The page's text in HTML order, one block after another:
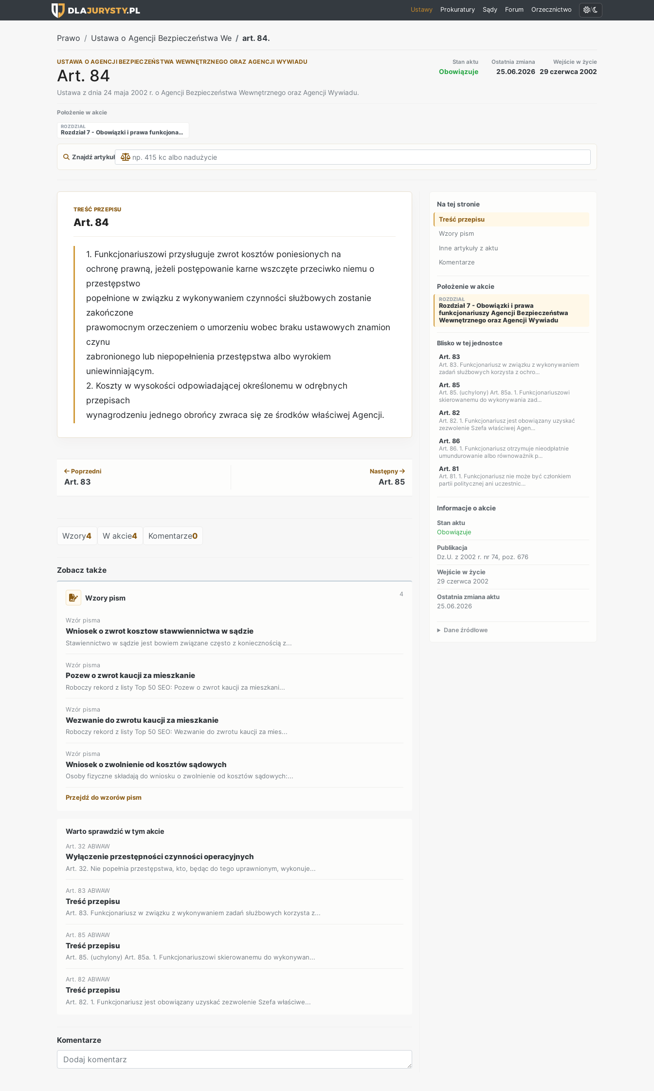
Ustawy Prokuratury Sądy Forum Orzecznictwo /
Prawo Ustawa o Agencji Bezpieczeństwa We art. 84.
USTAWA O AGENCJI BEZPIECZEŃSTWA WEWNĘTRZNEGO ORAZ AGENCJI WYWIADU
Art. 84
Ustawa z dnia 24 maja 2002 r. o Agencji Bezpieczeństwa Wewnętrznego oraz Agencji Wywiadu.
Stan aktu
Obowiązuje
Ostatnia zmiana
25.06.2026
Wejście w życie
29 czerwca 2002
Położenie w akcie
ROZDZIAŁ
Rozdział 7 - Obowiązki i prawa funkcjonariuszy Agencji Bezpieczeństwa Wewnętrznego oraz Agencji Wywiadu
Znajdź artykuł
TREŚĆ PRZEPISU
Art. 84
1. Funkcjonariuszowi przysługuje zwrot kosztów poniesionych na
ochronę prawną, jeżeli postępowanie karne wszczęte przeciwko niemu o
przestępstwo
popełnione w związku z wykonywaniem czynności służbowych zostanie
zakończone
prawomocnym orzeczeniem o umorzeniu wobec braku ustawowych znamion
czynu
zabronionego lub niepopełnienia przestępstwa albo wyrokiem
uniewinniającym.
2. Koszty w wysokości odpowiadającej określonemu w odrębnych
przepisach
wynagrodzeniu jednego obrońcy zwraca się ze środków właściwej Agencji.
Poprzedni
Art. 83
Następny
Art. 85
Wzory4 W akcie4 Komentarze0
Zobacz także
Wzory pism 4
Wzór pisma
Wniosek o zwrot kosztow stawwiennictwa w sądzie
Stawiennictwo w sądzie jest bowiem związane często z koniecznością z...
Wzór pisma
Pozew o zwrot kaucji za mieszkanie
Roboczy rekord z listy Top 50 SEO: Pozew o zwrot kaucji za mieszkani...
Wzór pisma
Wezwanie do zwrotu kaucji za mieszkanie
Roboczy rekord z listy Top 50 SEO: Wezwanie do zwrotu kaucji za mies...
Wzór pisma
Wniosek o zwolnienie od kosztów sądowych
Osoby fizyczne składają do wniosku o zwolnienie od kosztów sądowych:...
Przejdź do wzorów pism
Warto sprawdzić w tym akcie
Art. 32 ABWAW
Wyłączenie przestępności czynności operacyjnych
Art. 32. Nie popełnia przestępstwa, kto, będąc do tego uprawnionym, wykonuje...
Art. 83 ABWAW
Treść przepisu
Art. 83. Funkcjonariusz w związku z wykonywaniem zadań służbowych korzysta z...
Art. 85 ABWAW
Treść przepisu
Art. 85. (uchylony) Art. 85a. 1. Funkcjonariuszowi skierowanemu do wykonywan...
Art. 82 ABWAW
Treść przepisu
Art. 82. 1. Funkcjonariusz jest obowiązany uzyskać zezwolenie Szefa właściwe...
Komentarze
Na tej stronie
Treść przepisu
Wzory pism
Inne artykuły z aktu
Komentarze
Położenie w akcie
ROZDZIAŁ
Rozdział 7 - Obowiązki i prawa
funkcjonariuszy Agencji Bezpieczeństwa
Wewnętrznego oraz Agencji Wywiadu
Blisko w tej jednostce
Art. 83
Art. 83. Funkcjonariusz w związku z wykonywaniem
zadań służbowych korzysta z ochro...
Art. 85
Art. 85. (uchylony) Art. 85a. 1. Funkcjonariuszowi
skierowanemu do wykonywania zad...
Art. 82
Art. 82. 1. Funkcjonariusz jest obowiązany uzyskać
zezwolenie Szefa właściwej Agen...
Art. 86
Art. 86. 1. Funkcjonariusz otrzymuje nieodpłatnie
umundurowanie albo równoważnik p...
Art. 81
Art. 81. 1. Funkcjonariusz nie może być członkiem
partii politycznej ani uczestnic...
Informacje o akcie
Stan aktu
Obowiązuje
Publikacja
Dz.U. z 2002 r. nr 74, poz. 676
Wejście w życie
29 czerwca 2002
Ostatnia zmiana aktu
25.06.2026
Dane źródłowe